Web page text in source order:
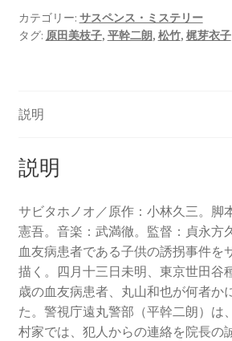
カテゴリー: サスペンス・ミステリー
タグ: 原田美枝子, 平幹二朗, 松竹, 梶芽衣子
説明
説明
サビタホノオ／原作：小林久三。脚
憲吾。音楽：武満徹。監督：貞永方
血友病患者である子供の誘拐事件を
描く。四月十三日未明、東京世田谷
歳の血友病患者、丸山和也が何者か
た。警視庁遠丸警部（平幹二朗）は
村家では、犯人からの連絡を院長の